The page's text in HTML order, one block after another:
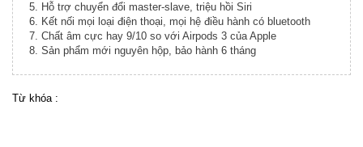
5. Hỗ trợ chuyển đổi master-slave, triệu hồi Siri
6. Kết nối mọi loại điện thoại, mọi hệ điều hành có bluetooth
7. Chất âm cực hay 9/10 so với Airpods 3 của Apple
8. Sản phẩm mới nguyên hộp, bảo hành 6 tháng
Từ khóa :